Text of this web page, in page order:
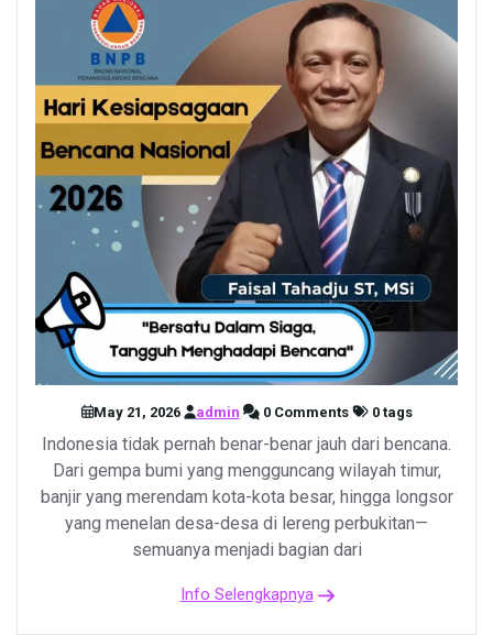
May 21, 2026 admin 0 Comments 0 tags
Indonesia tidak pernah benar-benar jauh dari bencana.
Dari gempa bumi yang mengguncang wilayah timur,
banjir yang merendam kota-kota besar, hingga longsor
yang menelan desa-desa di lereng perbukitan—
semuanya menjadi bagian dari
Info Selengkapnya